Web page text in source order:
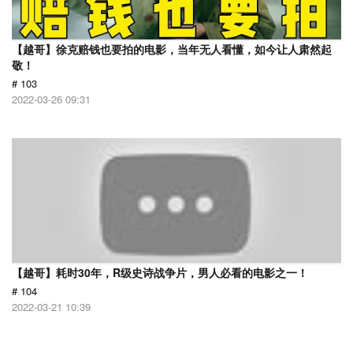
【越哥】徐克赔钱也要拍的电影，当年无人看懂，如今让人肃然起
敬！
# 103
2022-03-26 09:31
【越哥】耗时30年，R级史诗战争片，男人必看的电影之一！
# 104
2022-03-21 10:39